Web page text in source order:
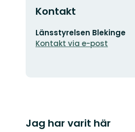
Kontakt
E-
postadress
Länsstyrelsen Blekinge
Kontakt via e-post
Jag har varit här